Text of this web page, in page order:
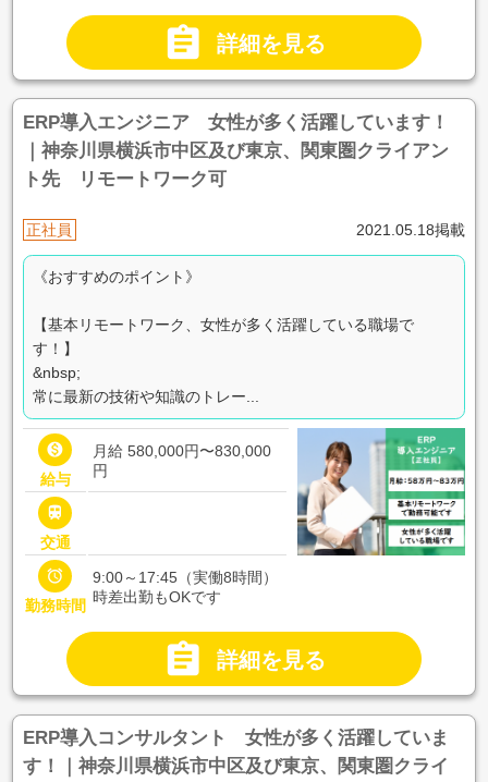
 詳細を見る
ERP導入エンジニア 女性が多く活躍しています！
｜神奈川県横浜市中区及び東京、関東圏クライアン
ト先 リモートワーク可
正社員 2021.05.18掲載
《おすすめのポイント》
【基本リモートワーク、女性が多く活躍している職場で
す！】
&nbsp;
常に最新の技術や知識のトレー...

給与
月給 580,000円〜830,000
円

交通

勤務時間
9:00～17:45（実働8時間）
時差出勤もOKです
 詳細を見る
ERP導入コンサルタント 女性が多く活躍していま
す！｜神奈川県横浜市中区及び東京、関東圏クライ